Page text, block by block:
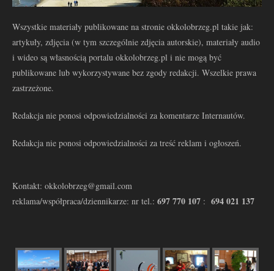
Wszystkie materiały publikowane na stronie okkolobrzeg.pl takie jak:
artykuły, zdjęcia (w tym szczególnie zdjęcia autorskie), materiały audio
i wideo są własnością portalu okkolobrzeg.pl i nie mogą być
publikowane lub wykorzystywane bez zgody redakcji. Wszelkie prawa
zastrzeżone.
Redakcja nie ponosi odpowiedzialności za komentarze Internautów.
Redakcja nie ponosi odpowiedzialności za treść reklam i ogłoszeń.
Kontakt: okkolobrzeg@gmail.com
reklama/współpraca/dziennikarze: nr tel.: 697 770 107 : 694 021 137